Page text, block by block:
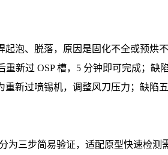
泡、脱落，原因是固化不全或预烘
新过 OSP 槽，5 分钟即可完成；
新过喷锡机，调整风刀压力；缺陷
为三步简易验证，适配原型快速检测